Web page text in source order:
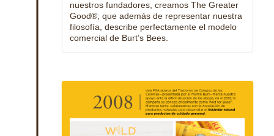
nuestros fundadores, creamos The Greater
Good®; que además de representar nuestra
filosofía, describe perfectamente el modelo
comercial de Burt’s Bees.